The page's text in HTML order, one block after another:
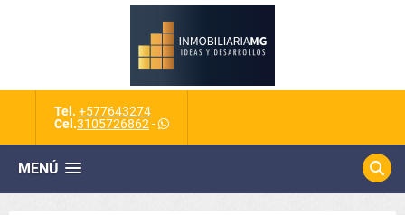
Tel. +577643274
Cel.3105726862 -
MENÚ